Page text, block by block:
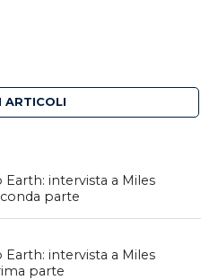
ARTICOLI
intervista a Miles
parte
intervista a Miles
parte